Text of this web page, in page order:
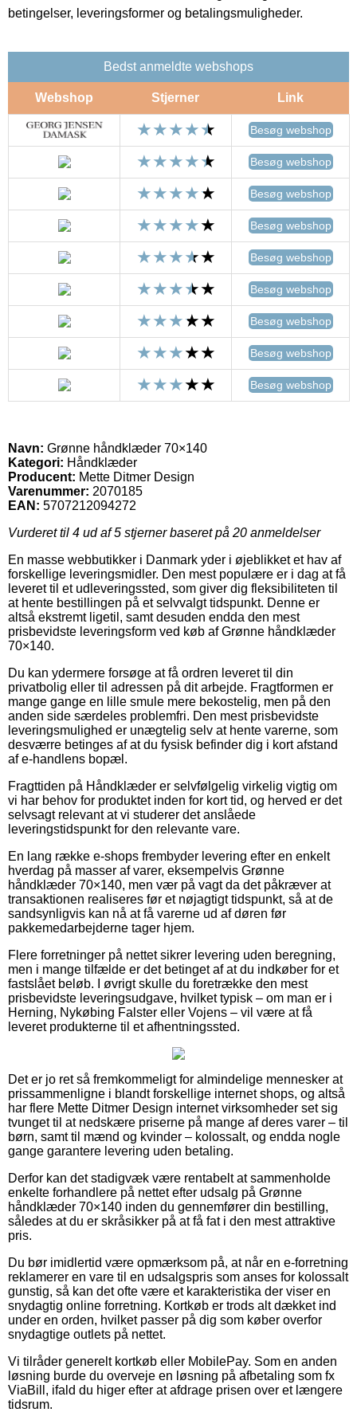
betingelser, leveringsformer og betalingsmuligheder.
Bedst anmeldte webshops
Webshop Stjerner Link
Besøg webshop
Besøg webshop
Besøg webshop
Besøg webshop
Besøg webshop
Besøg webshop
Besøg webshop
Besøg webshop
Besøg webshop
Navn: Grønne håndklæder 70×140
Kategori: Håndklæder
Producent: Mette Ditmer Design
Varenummer: 2070185
EAN: 5707212094272
Vurderet til 4 ud af 5 stjerner baseret på 20 anmeldelser
En masse webbutikker i Danmark yder i øjeblikket et hav af
forskellige leveringsmidler. Den mest populære er i dag at få
leveret til et udleveringssted, som giver dig fleksibiliteten til
at hente bestillingen på et selvvalgt tidspunkt. Denne er
altså ekstremt ligetil, samt desuden endda den mest
prisbevidste leveringsform ved køb af Grønne håndklæder
70×140.
Du kan ydermere forsøge at få ordren leveret til din
privatbolig eller til adressen på dit arbejde. Fragtformen er
mange gange en lille smule mere bekostelig, men på den
anden side særdeles problemfri. Den mest prisbevidste
leveringsmulighed er unægtelig selv at hente varerne, som
desværre betinges af at du fysisk befinder dig i kort afstand
af e-handlens bopæl.
Fragttiden på Håndklæder er selvfølgelig virkelig vigtig om
vi har behov for produktet inden for kort tid, og herved er det
selvsagt relevant at vi studerer det anslåede
leveringstidspunkt for den relevante vare.
En lang række e-shops frembyder levering efter en enkelt
hverdag på masser af varer, eksempelvis Grønne
håndklæder 70×140, men vær på vagt da det påkræver at
transaktionen realiseres før et nøjagtigt tidspunkt, så at de
sandsynligvis kan nå at få varerne ud af døren før
pakkemedarbejderne tager hjem.
Flere forretninger på nettet sikrer levering uden beregning,
men i mange tilfælde er det betinget af at du indkøber for et
fastslået beløb. I øvrigt skulle du foretrække den mest
prisbevidste leveringsudgave, hvilket typisk – om man er i
Herning, Nykøbing Falster eller Vojens – vil være at få
leveret produkterne til et afhentningssted.
Det er jo ret så fremkommeligt for almindelige mennesker at
prissammenligne i blandt forskellige internet shops, og altså
har flere Mette Ditmer Design internet virksomheder set sig
tvunget til at nedskære priserne på mange af deres varer – til
børn, samt til mænd og kvinder – kolossalt, og endda nogle
gange garantere levering uden betaling.
Derfor kan det stadigvæk være rentabelt at sammenholde
enkelte forhandlere på nettet efter udsalg på Grønne
håndklæder 70×140 inden du gennemfører din bestilling,
således at du er skråsikker på at få fat i den mest attraktive
pris.
Du bør imidlertid være opmærksom på, at når en e-forretning
reklamerer en vare til en udsalgspris som anses for kolossalt
gunstig, så kan det ofte være et karakteristika der viser en
snydagtig online forretning. Kortkøb er trods alt dækket ind
under en orden, hvilket passer på dig som køber overfor
snydagtige outlets på nettet.
Vi tilråder generelt kortkøb eller MobilePay. Som en anden
løsning burde du overveje en løsning på afbetaling som fx
ViaBill, ifald du higer efter at afdrage prisen over et længere
tidsrum.